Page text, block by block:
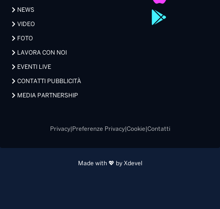
NEWS
VIDEO
FOTO
LAVORA CON NOI
EVENTI LIVE
CONTATTI PUBBLICITÀ
MEDIA PARTNERSHIP
Privacy| Preferenze Privacy| Cookie Contatti
Made with 💖 by Xdevel